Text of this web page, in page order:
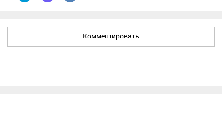
Комментировать